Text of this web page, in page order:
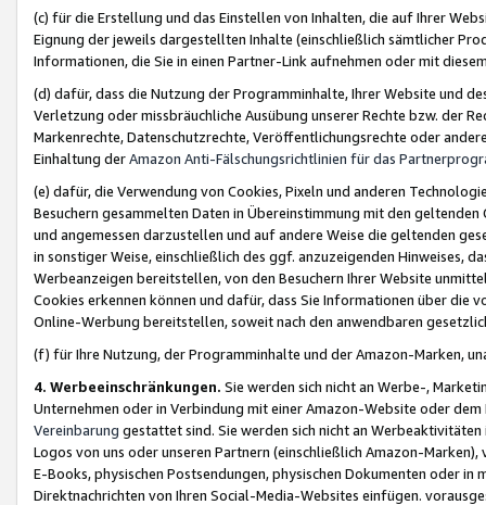
(c) für die Erstellung und das Einstellen von Inhalten, die auf Ihrer
Eignung der jeweils dargestellten Inhalte (einschließlich sämtlicher
Informationen, die Sie in einen Partner-Link aufnehmen oder mit
(d) dafür, dass die Nutzung der Programminhalte, Ihrer Website und
Verletzung oder missbräuchliche Ausübung unserer Rechte bzw. der
Markenrechte, Datenschutzrechte, Veröffentlichungsrechte oder
Einhaltung derAmazon Anti-Fälschungsrichtlinien für das
(e) dafür, die Verwendung von Cookies, Pixeln und anderen
Besuchern gesammelten Daten in Übereinstimmung mit den
und angemessen darzustellen und auf andere Weise die geltenden
in sonstiger Weise, einschließlich des ggf. anzuzeigenden Hinweises,
Werbeanzeigen bereitstellen, von den Besuchern Ihrer Website
Cookies erkennen können und dafür, dass Sie Informationen über die
Online-Werbung bereitstellen, soweit nach den anwendbaren
(f) für Ihre Nutzung, der Programminhalte und der Amazon-Marken,
4. Werbeeinschränkungen. Sie werden sich nicht an Werbe-,
Unternehmen oder in Verbindung mit einer Amazon-Website oder
Vereinbarung gestattet sind. Sie werden sich nicht an
Logos von uns oder unseren Partnern (einschließlich Amazon-
E-Books, physischen Postsendungen, physischen Dokumenten oder in
Direktnachrichten von Ihren Social-Media-Websites einfügen.